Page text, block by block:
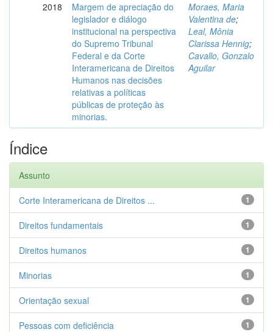
2018
Margem de apreciação do
legislador e diálogo
institucional na perspectiva
do Supremo Tribunal
Federal e da Corte
Interamericana de Direitos
Humanos nas decisões
relativas a políticas
públicas de proteção às
minorias.
Moraes, Maria
Valentina de;
Leal, Mônia
Clarissa Hennig;
Cavallo, Gonzalo
Aguilar
Índice
Assunto
1
Corte Interamericana de Direitos ...
1
Direitos fundamentais
1
Direitos humanos
1
Minorias
1
Orientação sexual
1
Pessoas com deficiência